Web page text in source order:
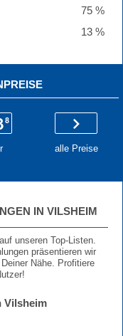
75 %
13 %
alle Preise
IN VILSHEIM
unseren Top-Listen.
präsentieren wir
Nähe. Profitiere
Vilsheim